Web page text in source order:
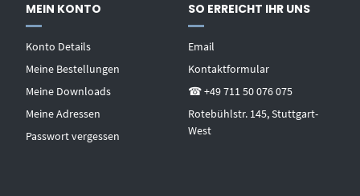
MEIN KONTO
Konto Details
Meine Bestellungen
Meine Downloads
Meine Adressen
Passwort vergessen
SO ERREICHT IHR UNS
Email
Kontaktformular
☎ +49 711 50 076 075
Rotebühlstr. 145, Stuttgart-
West